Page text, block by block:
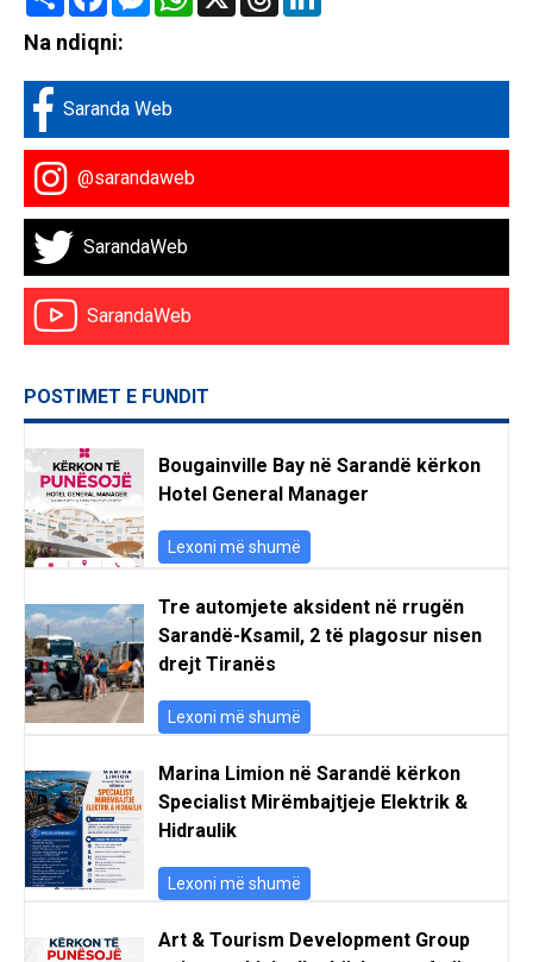
Na ndiqni:
Saranda Web
@sarandaweb
SarandaWeb
SarandaWeb
POSTIMET E FUNDIT
Bougainville Bay në Sarandë kërkon
Hotel General Manager
Lexoni më shumë
Tre automjete aksident në rrugën
Sarandë-Ksamil, 2 të plagosur nisen
drejt Tiranës
Lexoni më shumë
Marina Limion në Sarandë kërkon
Specialist Mirëmbajtjeje Elektrik &
Hidraulik
Lexoni më shumë
Art & Tourism Development Group